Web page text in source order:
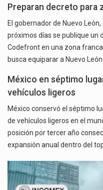
Preparan decreto para
El gobernador de Nuevo
próximos días se publique un
Codefront en una zona
busca equiparar a Nuevo
México en séptimo
vehículos ligeros
México conservó el séptimo
de vehículos ligeros en el
posición por tercer año
expansión anual dentro del